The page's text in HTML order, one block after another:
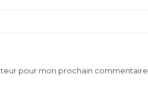
pour mon prochain commentaire.